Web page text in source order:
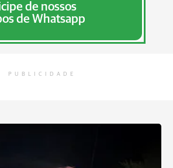
de nossos
de Whatsapp
PUBLICIDADE